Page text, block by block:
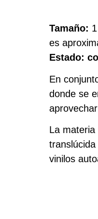
Tamaño:
es
Estado:
En
donde se
La
vinilos